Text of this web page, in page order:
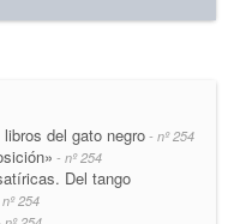
del gato negro- nº 254
- nº 254
Del tango
254